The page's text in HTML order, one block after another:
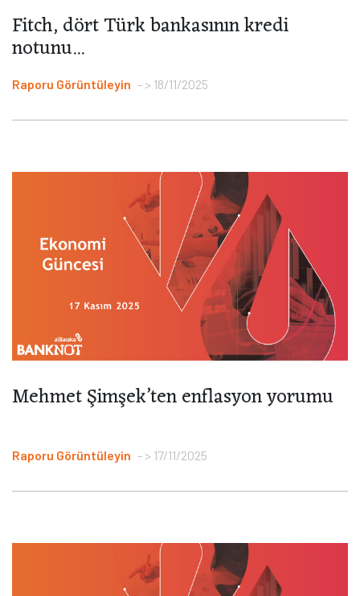
Fitch, dört Türk bankasının kredi
notunu...
Raporu Görüntüleyin > 18/11/2025
Mehmet Şimşek’ten enflasyon yorumu
Raporu Görüntüleyin > 17/11/2025